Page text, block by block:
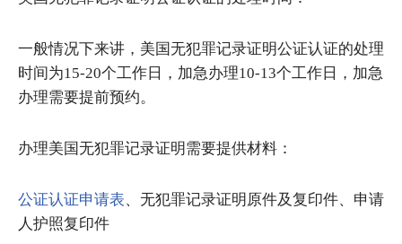
一般情况下来讲，美国无犯罪记录证明公证认证的处理
时间为15-20个工作日，加急办理10-13个工作日，加急
办理需要提前预约。
办理美国无犯罪记录证明需要提供材料：
公证认证申请表、无犯罪记录证明原件及复印件、申请
人护照复印件